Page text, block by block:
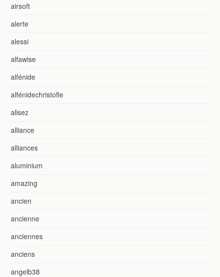
airsoft
alerte
alessi
alfawise
alfénide
alfénidechristofle
alisez
alliance
alliances
aluminium
amazing
ancien
ancienne
anciennes
anciens
angelb38